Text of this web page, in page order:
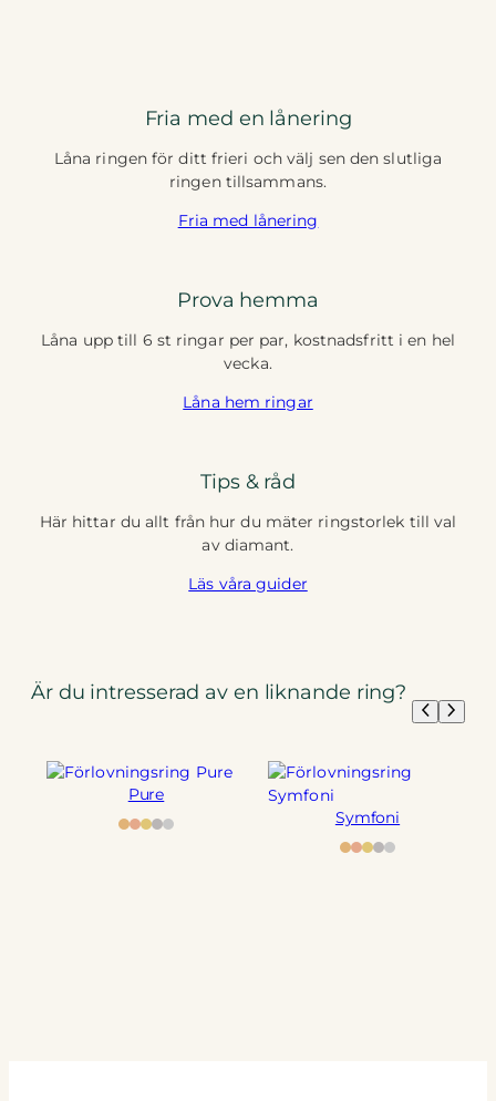
Fria med en lånering
Låna ringen för ditt frieri och välj sen den slutliga
ringen tillsammans.
Fria med lånering
Prova hemma
Låna upp till 6 st ringar per par, kostnadsfritt i en hel
vecka.
Låna hem ringar
Tips & råd
Här hittar du allt från hur du mäter ringstorlek till val
av diamant.
Läs våra guider
Är du intresserad av en liknande ring?
Pure
Symfoni